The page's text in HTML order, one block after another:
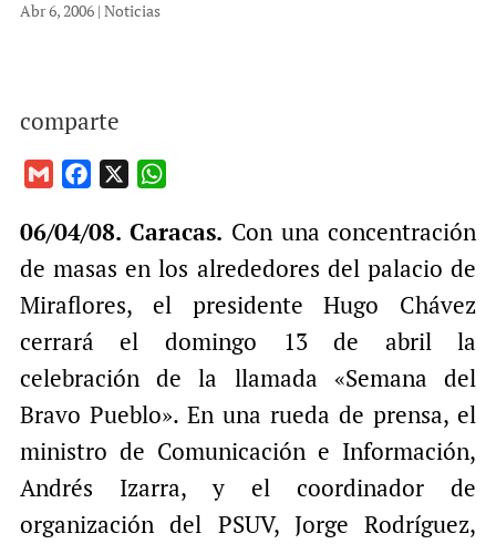
Abr 6, 2006| Noticias
comparte
a
i
c
e
o
o
k
a
t
A
p
p
06/04/08. Caracas. Con una concentración
de masas en los alrededores del palacio de
Miraflores, el presidente Hugo Chávez
cerrará el domingo 13 de abril la
celebración de la llamada «Semana del
Bravo Pueblo». En una rueda de prensa, el
ministro de Comunicación e Información,
Andrés Izarra, y el coordinador de
organización del PSUV, Jorge Rodríguez,